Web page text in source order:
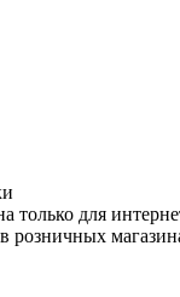
только для
розничных